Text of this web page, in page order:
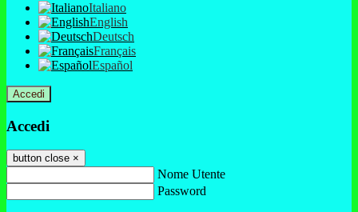
Italiano
English
Deutsch
Français
Español
Accedi
Accedi
button close ×
Nome Utente
Password